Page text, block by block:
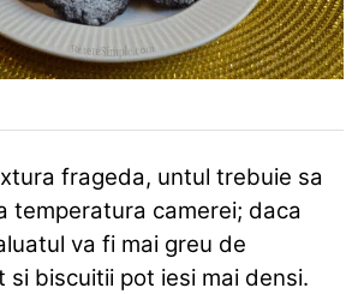
frageda, untul trebuie sa
temperatura camerei; daca
va fi mai greu de
si biscuitii pot iesi mai densi.